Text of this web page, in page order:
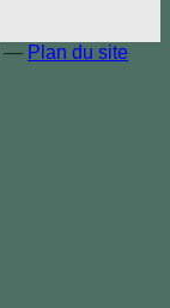
— Plan du site